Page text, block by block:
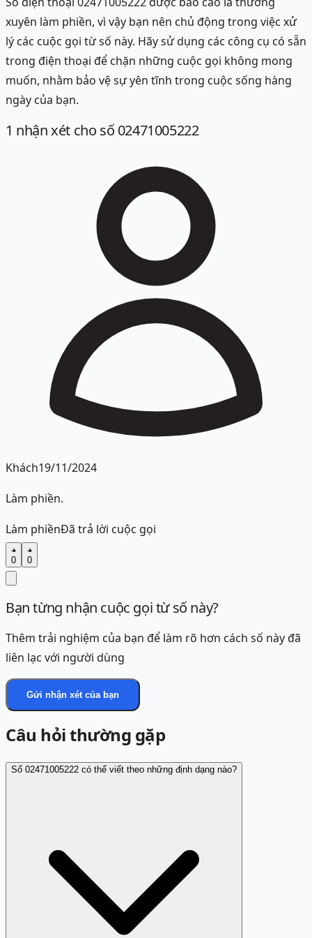
xuyên làm phiền, vì vậy bạn nên chủ động trong việc xử
lý các cuộc gọi từ số này. Hãy sử dụng các công cụ có sẵn
trong điện thoại để chặn những cuộc gọi không mong
muốn, nhằm bảo vệ sự yên tĩnh trong cuộc sống hàng
ngày của bạn.
1 nhận xét cho số 02471005222
Khách19/11/2024
Làm phiền.
Làm phiềnĐã trả lời cuộc gọi
0 0
Bạn từng nhận cuộc gọi từ số này?
Thêm trải nghiệm của bạn để làm rõ hơn cách số này đã
liên lạc với người dùng
Gửi nhận xét của bạn
Câu hỏi thường gặp
Số 02471005222 có thể viết theo những định dạng nào?